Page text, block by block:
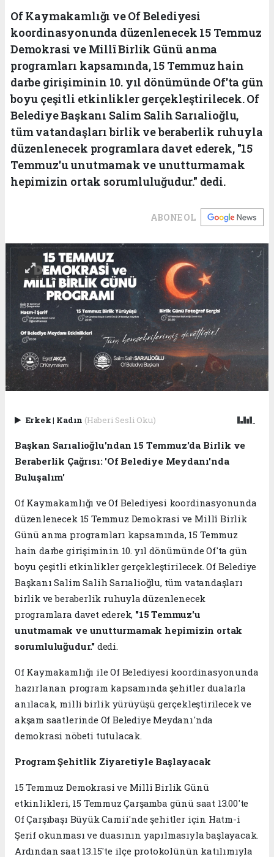
Of Kaymakamlığı ve Of Belediyesi
koordinasyonunda düzenlenecek 15 Temmuz
Demokrasi ve Millî Birlik Günü anma
programları kapsamında, 15 Temmuz hain
darbe girişiminin 10. yıl dönümünde Of'ta gün
boyu çeşitli etkinlikler gerçekleştirilecek. Of
Belediye Başkanı Salim Salih Sarıalioğlu,
tüm vatandaşları birlik ve beraberlik ruhuyla
düzenlenecek programlara davet ederek, "15
Temmuz'u unutmamak ve unutturmamak
hepimizin ortak sorumluluğudur." dedi.
ABONE OL
Erkek| Kadın (Haberi Sesli Oku)
Başkan Sarıalioğlu'ndan 15 Temmuz'da Birlik ve
Beraberlik Çağrısı: 'Of Belediye Meydanı'nda
Buluşalım'
Of Kaymakamlığı ve Of Belediyesi koordinasyonunda
düzenlenecek 15 Temmuz Demokrasi ve Millî Birlik
Günü anma programları kapsamında, 15 Temmuz
hain darbe girişiminin 10. yıl dönümünde Of'ta gün
boyu çeşitli etkinlikler gerçekleştirilecek. Of Belediye
Başkanı Salim Salih Sarıalioğlu, tüm vatandaşları
birlik ve beraberlik ruhuyla düzenlenecek
programlara davet ederek, "15 Temmuz'u
unutmamak ve unutturmamak hepimizin ortak
sorumluluğudur." dedi.
Of Kaymakamlığı ile Of Belediyesi koordinasyonunda
hazırlanan program kapsamında şehitler dualarla
anılacak, milli birlik yürüyüşü gerçekleştirilecek ve
akşam saatlerinde Of Belediye Meydanı'nda
demokrasi nöbeti tutulacak.
Program Şehitlik Ziyaretiyle Başlayacak
15 Temmuz Demokrasi ve Millî Birlik Günü
etkinlikleri, 15 Temmuz Çarşamba günü saat 13.00'te
Of Çarşıbaşı Büyük Camii'nde şehitler için Hatm-i
Şerif okunması ve duasının yapılmasıyla başlayacak.
Ardından saat 13.15'te ilçe protokolünün katılımıyla